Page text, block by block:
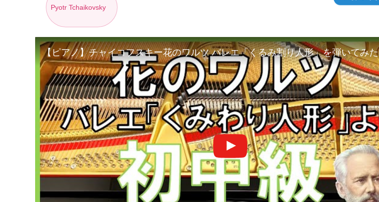
Pyotr Tchaikovsky
【ピアノ】チャイコフスキー花のワルツ バレエ「くるみ割り人形」を弾いてみた